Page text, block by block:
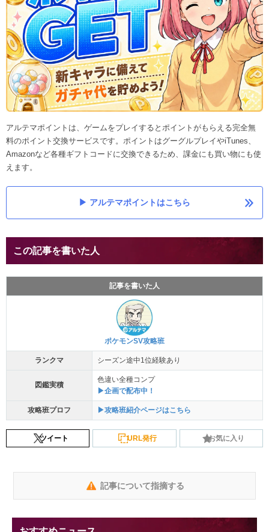
アルテマポイントは、ゲームをプレイするとポイントがもらえる完全無
料のポイント交換サービスです。ポイントはグーグルプレイやiTunes、
Amazonなど各種ギフトコードに交換できるため、課金にも買い物にも使
えます。
アルテマポイントはこちら
この記事を書いた人
記事を書いた人
ポケモンSV攻略班
ランクマ シーズン途中1位経験あり
図鑑実積
色違い全種コンプ
▶企画で配布中！
攻略班プロフ ▶攻略班紹介ページはこちら
ツイート URL発行 お気に入り
記事について指摘する